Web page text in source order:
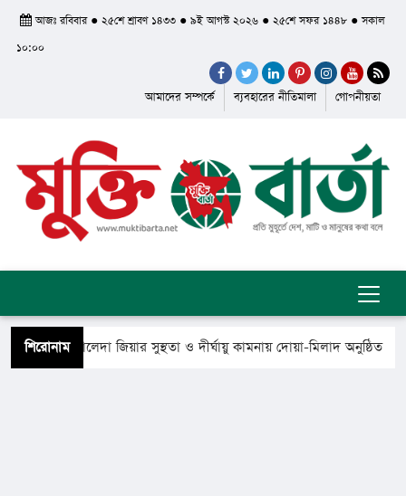
আজঃ রবিবার ● ২৫শে শ্রাবণ ১৪৩৩ ● ৯ই আগস্ট ২০২৬ ● ২৫শে সফর ১৪৪৮ ● সকাল
১০:০০
আমাদের সম্পর্কে ব্যবহারের নীতিমালা গোপনীয়তা
শিরোনামখালেদা জিয়ার সুস্থতা ও দীর্ঘায়ু কামনায় দোয়া-মিলাদ অনুষ্ঠিত